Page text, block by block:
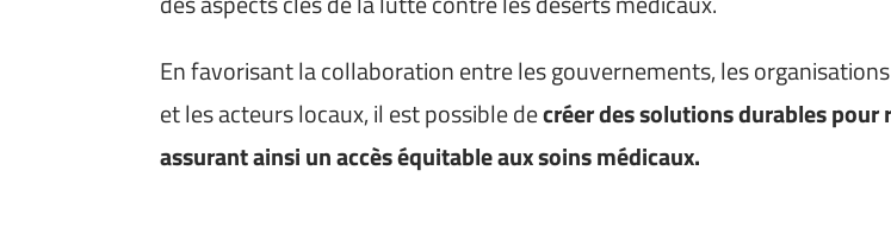
En favorisant la collaboration entre les gouvernements, les
et les acteurs locaux, il est possible decréer des solutions durables pour
assurant ainsi un accès équitable aux soins médicaux.